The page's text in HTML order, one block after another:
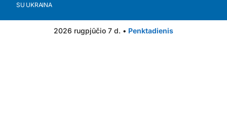
SU UKRAINA
2026 rugpjūčio 7 d. • Penktadienis